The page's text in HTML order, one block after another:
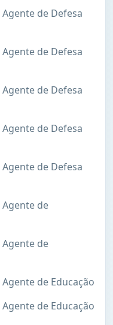
de Defesa
de Defesa
de Defesa
de Defesa
de Defesa
de
de
de Educação
de Educação